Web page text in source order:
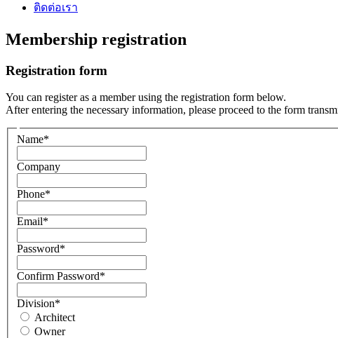
ติดต่อเรา
Membership registration
Registration form
You can register as a member using the registration form below.
After entering the necessary information, please proceed to the form
Name*
Company
Phone*
Email*
Password*
Confirm Password*
Division*
Architect
Owner